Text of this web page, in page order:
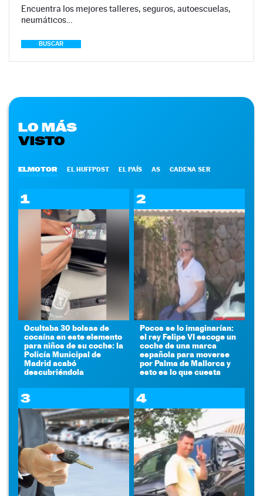
Encuentra los mejores talleres, seguros, autoescuelas,
neumáticos…
BUSCAR
LO MÁS
VISTO
ELMOTOR EL HUFFPOST EL PAÍS AS CADENA SER
1
Ocultaba 30 bolsas de
cocaína en este elemento
para niños de su coche: la
Policía Municipal de
Madrid acabó
descubriéndola
2
Pocos se lo imaginarían:
el rey Felipe VI escoge un
coche de una marca
española para moverse
por Palma de Mallorca y
esto es lo que cuesta
3 4